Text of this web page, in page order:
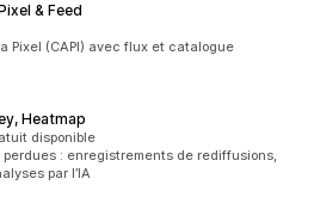
& Feed
Pixel (CAPI) avec flux et catalogue
Heatmap
disponible
: enregistrements de rediffusions,
par l’IA